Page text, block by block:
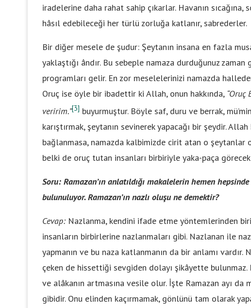
iradelerine daha rahat sahip çıkarlar. Havanın sıcağına,
hâsıl edebileceği her türlü zorluğa katlanır, sabrederler.
Bir diğer mesele de şudur: Şeytanın insana en fazla
yaklaştığı ândır. Bu sebeple namaza durduğunuz
programları gelir. En zor meselelerinizi namazda
Oruç ise öyle bir ibadettir ki Allah, onun hakkında,
veririm.”[3] buyurmuştur. Böyle saf, duru ve berrak,
karıştırmak, şeytanın sevinerek yapacağı bir şeydir.
bağlanmasa, namazda kalbimizde cirit atan o şeytanlar
belki de oruç tutan insanları birbiriyle yaka-paça
Soru: Ramazan’ın anlatıldığı makalelerin hemen
bulunuluyor. Ramazan’ın nazlı oluşu ne demektir?
Cevap: Nazlanma, kendini ifade etme yöntemlerinden
insanların birbirlerine nazlanmaları gibi. Nazlanan ile
yapmanın ve bu naza katlanmanın da bir anlamı
çeken de hissettiği sevgiden dolayı şikâyette
ve alâkanın artmasına vesile olur. İşte Ramazan ayı da
gibidir. Onu elinden kaçırmamak, gönlünü tam olarak